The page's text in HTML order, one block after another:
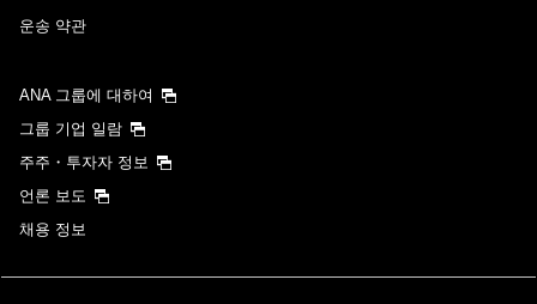
운송 약관
ANA 그룹에 대하여
그룹 기업 일람
주주・투자자 정보
언론 보도
채용 정보